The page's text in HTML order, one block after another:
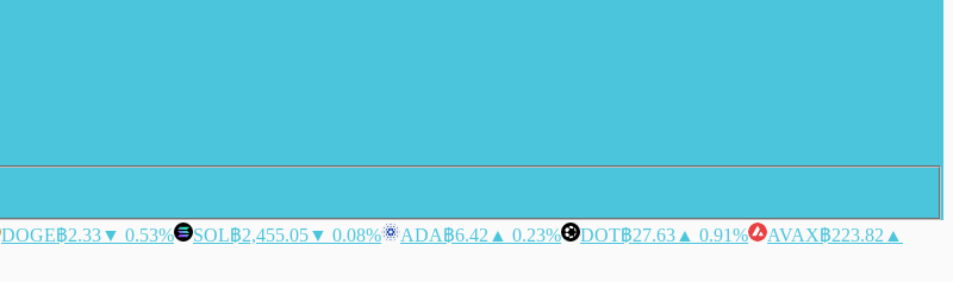
DOGE฿2.33▼ 0.53% SOL฿2,455.05▼ 0.08% ADA฿6.42 ▲ 0.23% DOT฿27.63 ▲ 0.91% AVAX฿223.82 ▲